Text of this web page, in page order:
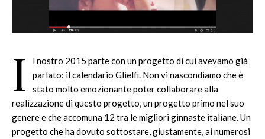
I
l nostro 2015 parte con un progetto di cui avevamo già
parlato: il calendario Glielfi. Non vi nascondiamo che è
stato molto emozionante poter collaborare alla
realizzazione di questo progetto, un progetto primo nel suo
genere e che accomuna 12 tra le migliori ginnaste italiane. Un
progetto che ha dovuto sottostare, giustamente, ai numerosi